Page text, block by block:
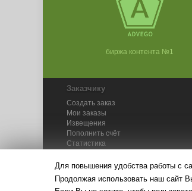
биржа контента №1
Заказчику
Создать заказ
Мои заказы
Извещения
Пополнить счёт
Статистика
Для повышения удобства работы с
Продолжая использовать наш сайт